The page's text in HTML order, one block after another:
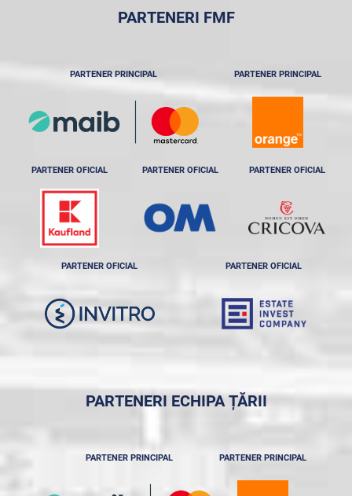
PARTENERI FMF
PARTENER PRINCIPAL PARTENER PRINCIPAL
PARTENER OFICIAL PARTENER OFICIAL PARTENER OFICIAL
PARTENER OFICIAL PARTENER OFICIAL
PARTENERI ECHIPA ȚĂRII
PARTENER PRINCIPAL PARTENER PRINCIPAL